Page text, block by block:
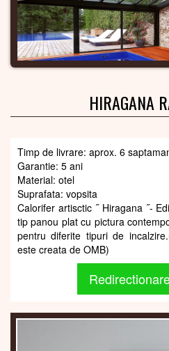
HIRAGANA
Timp de livrare: aprox. 6
Garantie: 5 ani
Material: otel
Suprafata: vopsita
Calorifer artisctic ˝ Hiragana ˝-
tip panou plat cu pictura
pentru diferite tipuri de
este creata de OMB)